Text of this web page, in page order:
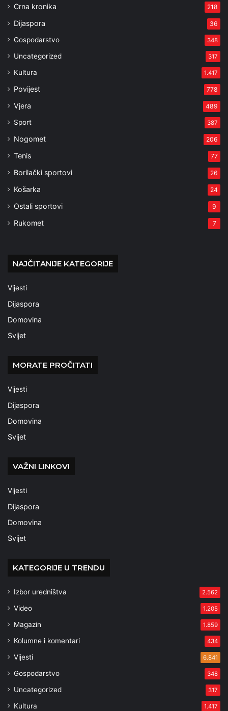
Crna kronika 218
Dijaspora 36
Gospodarstvo 348
Uncategorized 317
Kultura 1.417
Povijest 778
Vjera 489
Sport 387
Nogomet 206
Tenis 77
Borilački sportovi 26
Košarka 24
Ostali sportovi 9
Rukomet 7
NAJČITANIJE KATEGORIJE
Vijesti
Dijaspora
Domovina
Svijet
MORATE PROČITATI
Vijesti
Dijaspora
Domovina
Svijet
VAŽNI LINKOVI
Vijesti
Dijaspora
Domovina
Svijet
KATEGORIJE U TRENDU
Izbor uredništva 2.562
Video 1.205
Magazin 1.859
Kolumne i komentari 434
Vijesti 6.841
Gospodarstvo 348
Uncategorized 317
Kultura 1.417